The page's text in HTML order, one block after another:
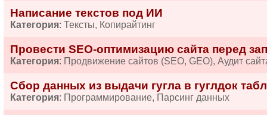
Написание текстов под ИИ
Категория: Тексты, Копирайтинг
Провести SEO-оптимизацию сайта перед
Категория: Продвижение сайтов (SEO, GEO), Аудит
Сбор данных из выдачи гугла в гуглдок
Категория: Программирование, Парсинг данных